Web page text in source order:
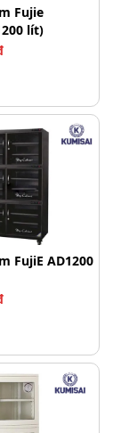
dụng
gioăng cao
xâm nhập
tăng thêm độ
Fujie
lít)
FujiE AD1200